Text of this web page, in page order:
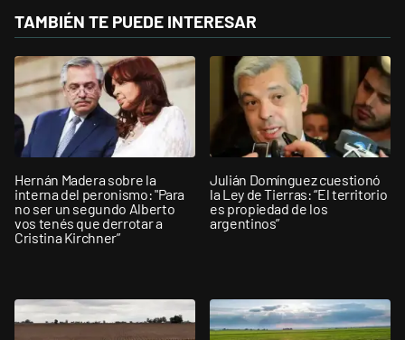
TAMBIÉN TE PUEDE INTERESAR
Hernán Madera sobre la
interna del peronismo: "Para
no ser un segundo Alberto
vos tenés que derrotar a
Cristina Kirchner”
Julián Domínguez cuestionó
la Ley de Tierras: “El territorio
es propiedad de los
argentinos”